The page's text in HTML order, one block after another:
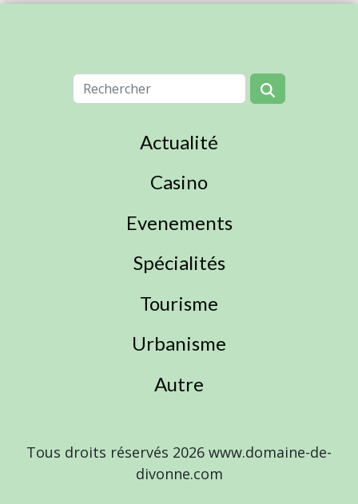
Actualité
Casino
Evenements
Spécialités
Tourisme
Urbanisme
Autre
Tous droits réservés 2026 www.domaine-de-
divonne.com